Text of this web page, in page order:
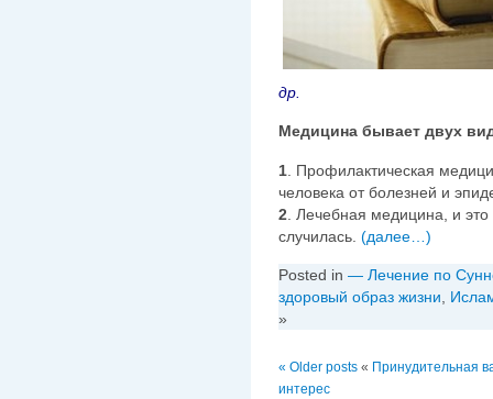
др.
Медицина бывает двух
1 . Профилактическая
человека от болезней и
2 . Лечебная медицина, и
случилась. (далее…)
Posted in — Лечение по
здоровый образ жизни
»
« Older posts « Принудительная
интерес